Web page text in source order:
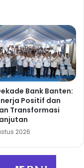
Bank Banten:
Positif dan
Transformasi
2026